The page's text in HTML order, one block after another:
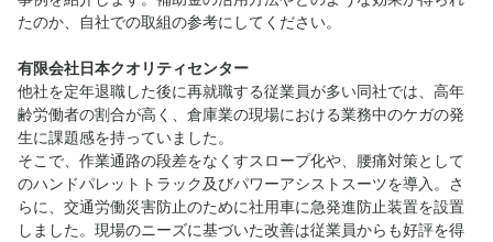
たのか、自社での取組の参考にしてください。
有限会社日本クオリティセンター
他社を定年退職した後に再就職する従業員が多い同社では、高年
齢労働者の割合が高く、倉庫業の現場における業務中のケガの発
生に課題感を持っていました。
そこで、作業通路の段差をなくすスロープ化や、腰痛対策として
のハンドパレットトラック及びパワーアシストスーツを導入。さ
らに、交通労働災害防止のために社用車に急発進防止装置を設置
しました。現場のニーズに基づいた改善は従業員からも好評を得